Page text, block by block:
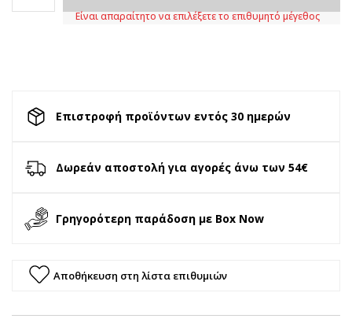
Είναι απαραίτητο να επιλέξετε το επιθυμητό μέγεθος
Επιστροφή προϊόντων εντός 30 ημερών
Δωρεάν αποστολή για αγορές άνω των 54€
Γρηγορότερη παράδοση με Box Now
Αποθήκευση στη λίστα επιθυμιών